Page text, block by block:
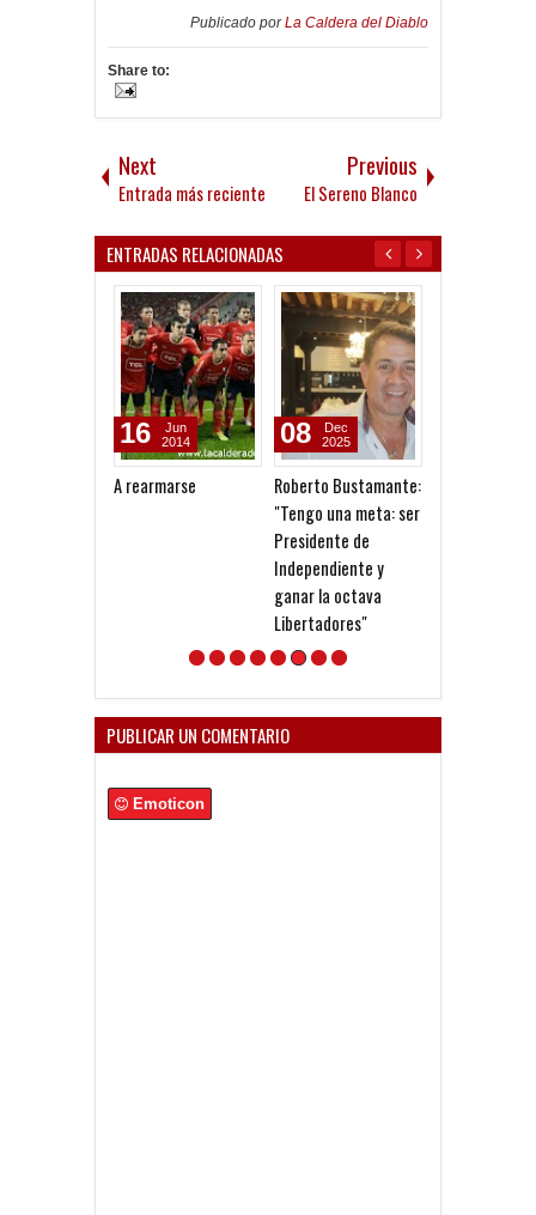
Publicado porLa Caldera del Diablo
Share to:
Next
Entrada más reciente
Previous
El Sereno Blanco
ENTRADAS RELACIONADAS
A rearmarse
16
Jun
2014
Roberto Bustamante:
"Tengo una meta: ser
Presidente de
Independiente y
ganar la octava
Libertadores"
08
Dec
2025
PUBLICAR UN COMENTARIO
Emoticon